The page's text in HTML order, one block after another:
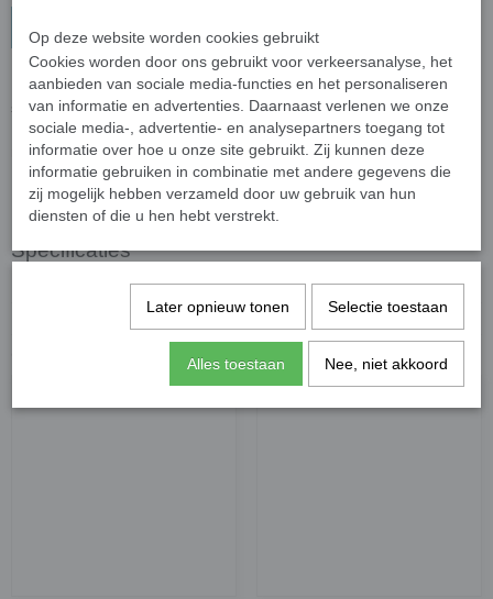
Leuke figuren in fleurige kleuren. Hartjes, bloemen, vlinders,
sterren en maantjes.
De figuren hebben en afmeting van 20-30 mm en een dikte van 4
mm.
Leuke accenten om je mozaïek op te fleuren.
In 50 gram zitten ongeveer 17 steentjes.
Specificaties
0,10 Kg
Op deze website worden cookies gebruikt
Cookies worden door ons gebruikt voor verkeersanalyse, het
aanbieden van sociale media-functies en het personaliseren
van informatie en advertenties. Daarnaast verlenen we onze
sociale media-, advertentie- en analysepartners toegang tot
informatie over hoe u onze site gebruikt. Zij kunnen deze
informatie gebruiken in combinatie met andere gegevens die
zij mogelijk hebben verzameld door uw gebruik van hun
diensten of die u hen hebt verstrekt.
Later opnieuw tonen Selectie toestaan
Alles toestaan Nee, niet akkoord